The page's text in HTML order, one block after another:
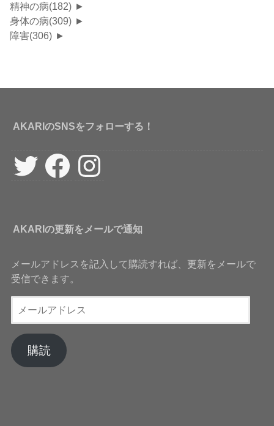
精神の病(182) ►
身体の病(309) ►
障害(306) ►
AKARIのSNSをフォローする！
Twitter FacebookInstagram
AKARIの更新をメールで通知
メールアドレスを記入して購読すれば、更新をメールで
受信できます。
ー
ア
ド
購読